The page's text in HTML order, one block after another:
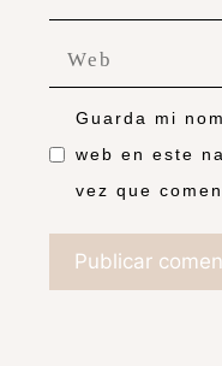
Guarda mi
web en este
vez que